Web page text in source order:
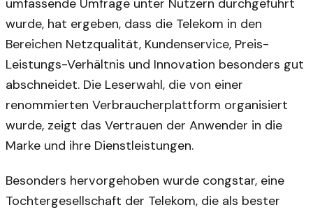
umfassende Umfrage unter Nutzern durchgeführt
wurde, hat ergeben, dass die Telekom in den
Bereichen Netzqualität, Kundenservice, Preis-
Leistungs-Verhältnis und Innovation besonders gut
abschneidet. Die Leserwahl, die von einer
renommierten Verbraucherplattform organisiert
wurde, zeigt das Vertrauen der Anwender in die
Marke und ihre Dienstleistungen.
Besonders hervorgehoben wurde congstar, eine
Tochtergesellschaft der Telekom, die als bester